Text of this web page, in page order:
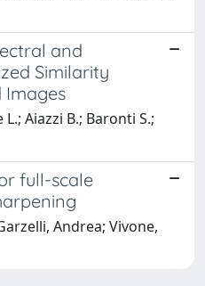
and
Similarity
Images
Aiazzi B.; Baronti S.;
full-scale
Andrea; Vivone,